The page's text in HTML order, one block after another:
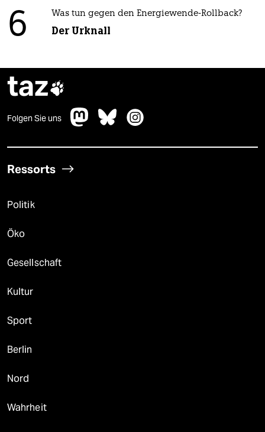
6 Was tun gegen den Energiewende-Rollback?
Der Urknall
taz
Folgen Sie uns
Ressorts
Politik
Öko
Gesellschaft
Kultur
Sport
Berlin
Nord
Wahrheit